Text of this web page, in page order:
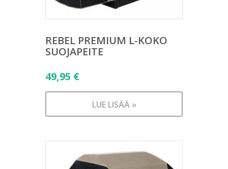
REBEL PREMIUM L-KOKO
SUOJAPEITE
49,95 €
LUE LISÄÄ »